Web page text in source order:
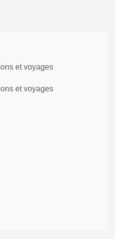
et voyages
et voyages